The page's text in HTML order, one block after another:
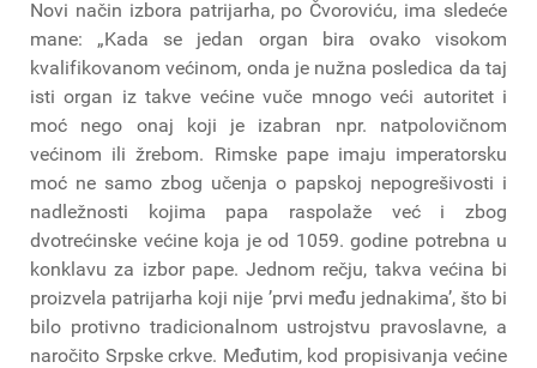
Novi način izbora patrijarha, po Čvoroviću, ima sledeće
mane: „Kada se jedan organ bira ovako visokom
kvalifikovanom većinom, onda je nužna posledica da taj
isti organ iz takve većine vuče mnogo veći autoritet i
moć nego onaj koji je izabran npr. natpolovičnom
većinom ili žrebom. Rimske pape imaju imperatorsku
moć ne samo zbog učenja o papskoj nepogrešivosti i
nadležnosti kojima papa raspolaže već i zbog
dvotrećinske većine koja je od 1059. godine potrebna u
konklavu za izbor pape. Jednom rečju, takva većina bi
proizvela patrijarha koji nije ’prvi među jednakima’, što bi
bilo protivno tradicionalnom ustrojstvu pravoslavne, a
naročito Srpske crkve. Međutim, kod propisivanja većine